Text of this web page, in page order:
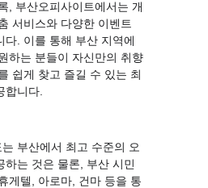
, 부산오피사이트에서는 개
서비스와 다양한 이벤트
다. 이를 통해 부산 지역에
하는 분들이 자신만의 취향
쉽게 찾고 즐길 수 있는 최
합니다.
부산에서 최고 수준의 오
하는 것은 물론, 부산 시민
게텔, 아로마, 건마 등을 통